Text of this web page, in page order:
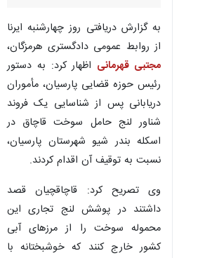
به گزارش دریافتی روز چهارشنبه ایرنا
از روابط عمومی دادگستری هرمزگان،
مجتبی قهرمانی اظهار کرد: به دستور
رئیس حوزه قضایی پارسیان، مأموران
دریابانی پس از شناسایی یک فروند
شناور لنج حامل سوخت قاچاق در
اسکله بندر شیو شهرستان پارسیان،
نسبت به توقیف آن اقدام کردند.
وی تصریح کرد: قاچاقچیان قصد
داشتند در پوشش لنج تجاری این
محموله سوخت را از مرزهای آبی
کشور خارج کنند که خوشبختانه با